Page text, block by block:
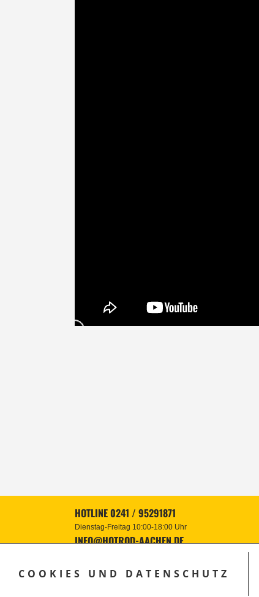
COOKIES UND DATENSCHUTZ
HOTLINE 0241 / 95291871
Dienstag-Freitag 10:00-18:00 Uhr
INFO@HOTROD-AACHEN.DE